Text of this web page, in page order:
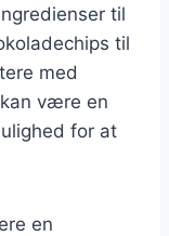
til
til
med
være en
for at
en